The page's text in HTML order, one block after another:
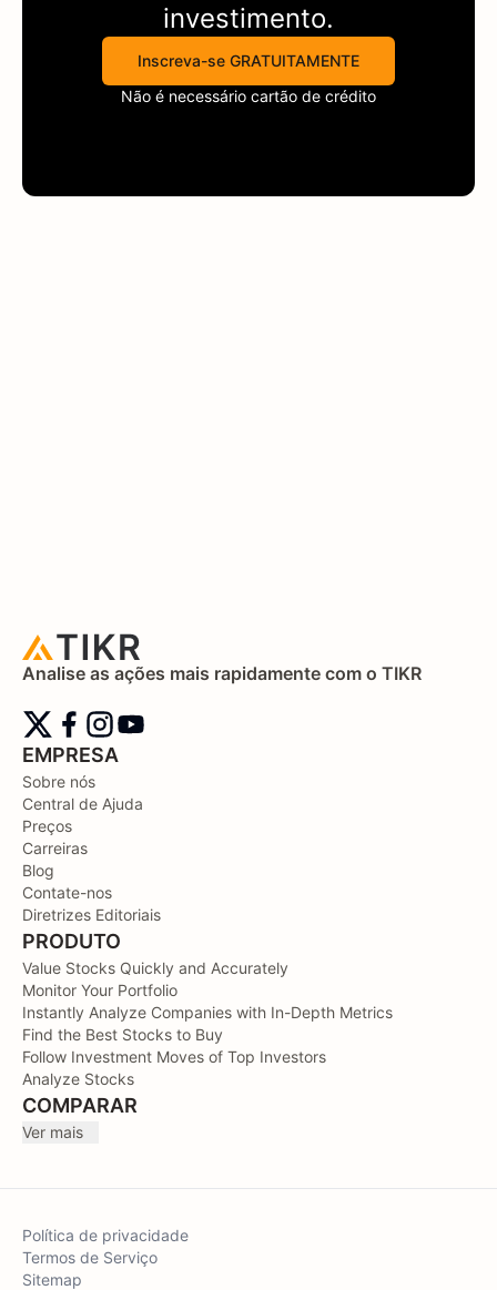
investimento.
Inscreva-se GRATUITAMENTE
Não é necessário cartão de crédito
Analise as ações mais rapidamente com o TIKR
EMPRESA
Sobre nós
Central de Ajuda
Preços
Carreiras
Blog
Contate-nos
Diretrizes Editoriais
PRODUTO
Value Stocks Quickly and Accurately
Monitor Your Portfolio
Instantly Analyze Companies with In-Depth Metrics
Find the Best Stocks to Buy
Follow Investment Moves of Top Investors
Analyze Stocks
COMPARAR
Ver mais
Política de privacidade
Termos de Serviço
Sitemap